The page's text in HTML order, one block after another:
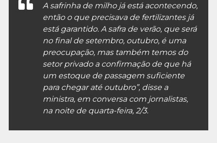
A safrinha de milho já está acontecendo,
então o que precisava de fertilizantes já
está garantido. A safra de verão, que será
no final de setembro, outubro, é uma
preocupação, mas também temos do
setor privado a confirmação de que há
um estoque de passagem suficiente
para chegar até outubro”, disse a
ministra, em conversa com jornalistas,
na noite de quarta-feira, 2/3.